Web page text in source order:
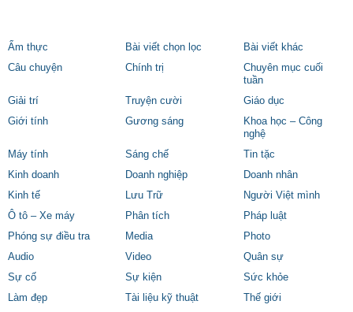
Ẩm thực Bài viết chọn lọc
Bài viết khác
Câu chuyện
Chính trị
Chuyên mục cuối
tuần
Giải trí
Truyện cười
Giáo dục
Giới tính
Gương sáng
Khoa học – Công
nghệ
Máy tính
Sáng chế
Tin tặc
Kinh doanh
Doanh nghiệp
Doanh nhân
Kinh tế
Lưu Trữ
Người Việt mình
Ô tô – Xe máy
Phân tích
Pháp luật
Phóng sự điều tra
Media
Photo
Audio
Video
Quân sự
Sự cố
Sự kiện
Sức khỏe
Làm đẹp
Tài liệu kỹ thuật
Thế giới